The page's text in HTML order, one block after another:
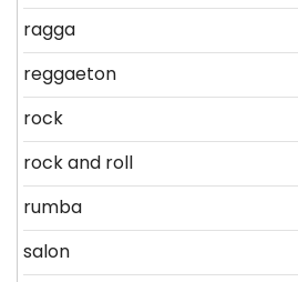
ragga
reggaeton
rock
rock and roll
rumba
salon